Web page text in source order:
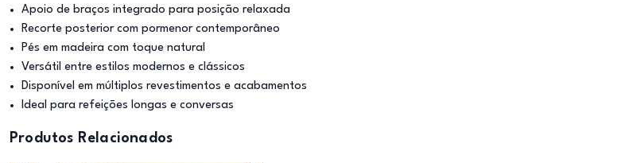
Apoio de braços integrado para posição relaxada
Recorte posterior com pormenor contemporâneo
Pés em madeira com toque natural
Versátil entre estilos modernos e clássicos
Disponível em múltiplos revestimentos e acabamentos
Ideal para refeições longas e conversas
Produtos Relacionados